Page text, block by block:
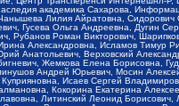
академика Сахарова,
Лилия Айратовна,
Гусева Ольга Андреевна, Дугин
Рубанов Роман Викторович,
Александровна, Исламов Тимур
Анатольевич, Верховский
Жемкова Елена
Андрей Юрьевич, Мосин
Исаев Сергей
Кокорина Екатерина
Литинский Леонид